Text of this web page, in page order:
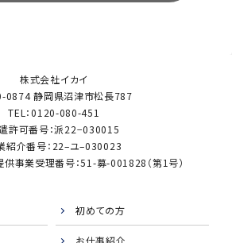
株式会社イカイ
0874 静岡県沼津市松長787
TEL：0120-080-451
許可番号：派22−030015
紹介番号：22–ユ–030023
事業受理番号：51-募-001828（第1号）
初めての方